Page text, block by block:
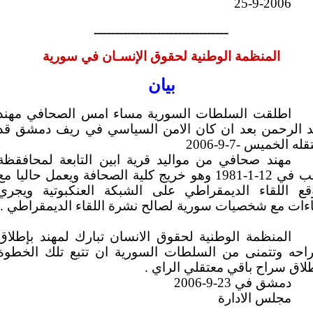
25-9-2006
ــــــــــــــــــــــــــــــــ
المنظمة الوطنية لحقوق الإنسـان في سورية
بيان
اطلقت السلطات السورية مساء امس الصحافي
الرحمن بعد ان كان الامن السياسي في ريف دمشق
الخميس -7-9-2006
مهند صحافي من مواليد قرية ابين التابعة
ادلب في 12-1-1981 وهو خريج كلية الصحافة ويعمل حاليا
اللقاء الديمقراطي على الشبكة العنكبوتية
مع شخصيات سورية لصالح نشرة اللقاء الديمقراطي .
المنظمة الوطنية لحقوق الانسان تبارك لمهند
وتتمنى من السلطات السورية ان تتبع تلك
سراح باقي معتقلي الراي .
دمشق في 23-9-2006
مجلس الادارة